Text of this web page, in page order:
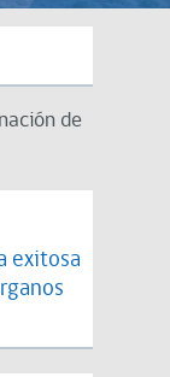
de
exitosa